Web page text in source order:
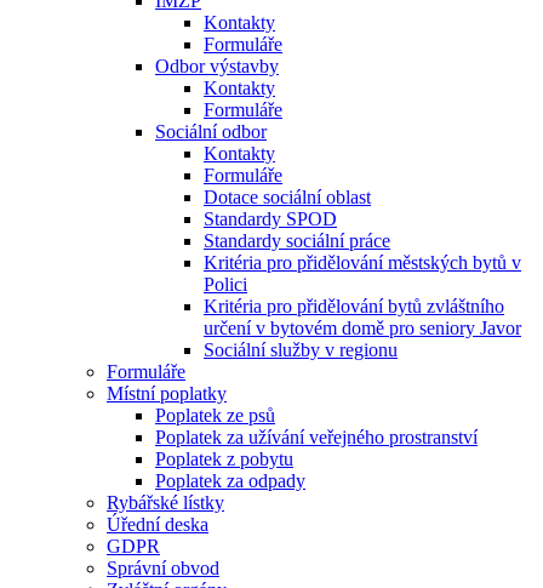
Kontakty
Formuláře
Odbor výstavby
Kontakty
Formuláře
Sociální odbor
Kontakty
Formuláře
Dotace sociální oblast
Standardy SPOD
Standardy sociální práce
Kritéria pro přidělování městských bytů v
Polici
Kritéria pro přidělování bytů zvláštního
určení v bytovém domě pro seniory Javor
Sociální služby v regionu
Formuláře
Místní poplatky
Poplatek ze psů
Poplatek za užívání veřejného prostranství
Poplatek z pobytu
Poplatek za odpady
Rybářské lístky
Úřední deska
GDPR
Správní obvod